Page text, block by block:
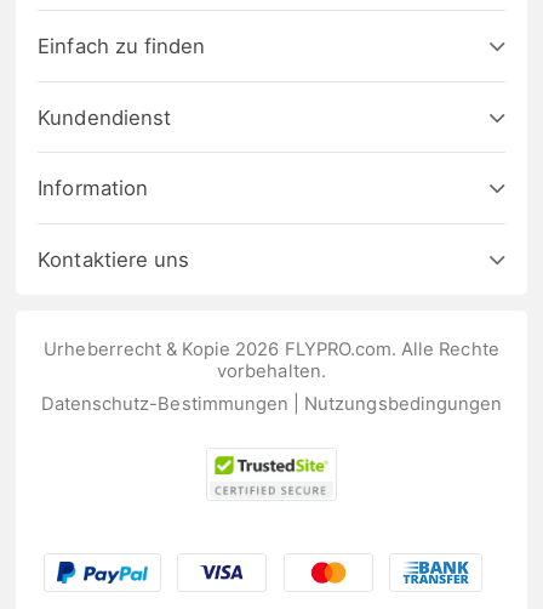
Einfach zu finden
Kundendienst
Information
Kontaktiere uns
Urheberrecht & Kopie 2026 FLYPRO.com. Alle Rechte
vorbehalten.
Datenschutz-Bestimmungen
Nutzungsbedingungen